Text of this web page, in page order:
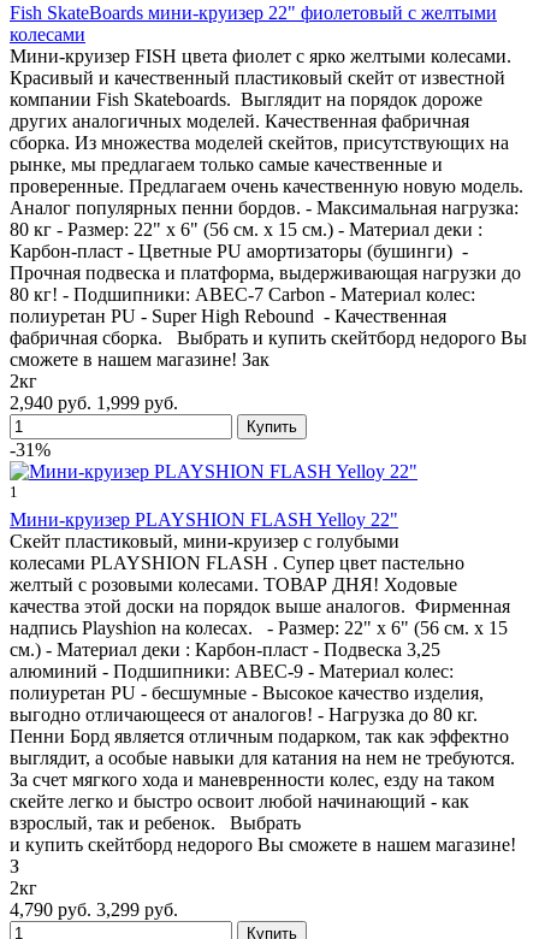
Fish SkateBoards мини-круизер 22" фиолетовый с желтыми
колесами
Мини-круизер FISH цвета фиолет с ярко желтыми колесами.
Красивый и качественный пластиковый скейт от известной
компании Fish Skateboards. Выглядит на порядок дороже
других аналогичных моделей. Качественная фабричная
сборка. Из множества моделей скейтов, присутствующих на
рынке, мы предлагаем только самые качественные и
проверенные. Предлагаем очень качественную новую модель.
Аналог популярных пенни бордов. - Максимальная нагрузка:
80 кг - Размер: 22" х 6" (56 см. х 15 см.) - Материал деки :
Карбон-пласт - Цветные PU амортизаторы (бушинги) -
Прочная подвеска и платформа, выдерживающая нагрузки до
80 кг! - Подшипники: ABEC-7 Carbon - Материал колес:
полиуретан PU - Super High Rebound - Качественная
фабричная сборка. Выбрать и купить скейтборд недорого Вы
сможете в нашем магазине! Зак
2кг
2,940 руб. 1,999 руб.
-31%
1
Мини-круизер PLAYSHION FLASH Yelloy 22"
Скейт пластиковый, мини-круизер с голубыми
колесами PLAYSHION FLASH . Супер цвет пастельно
желтый с розовыми колесами. ТОВАР ДНЯ! Ходовые
качества этой доски на порядок выше аналогов. Фирменная
надпись Playshion на колесах. - Размер: 22" х 6" (56 см. х 15
см.) - Материал деки : Карбон-пласт - Подвеска 3,25
алюминий - Подшипники: ABEC-9 - Материал колес:
полиуретан PU - бесшумные - Высокое качество изделия,
выгодно отличающееся от аналогов! - Нагрузка до 80 кг.
Пенни Борд является отличным подарком, так как эффектно
выглядит, а особые навыки для катания на нем не требуются.
За счет мягкого хода и маневренности колес, езду на таком
скейте легко и быстро освоит любой начинающий - как
взрослый, так и ребенок. Выбрать
и купить скейтборд недорого Вы сможете в нашем магазине!
З
2кг
4,790 руб. 3,299 руб.